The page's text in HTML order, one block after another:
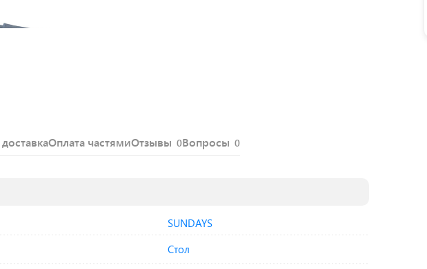
Оплата частямиОтзывы 0Вопросы 0
SUNDAYS
Стол